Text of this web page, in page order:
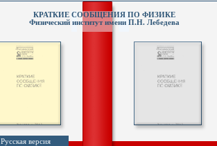
КРАТКИЕ СООБЩЕНИЯ ПО ФИЗИКЕ
Физический институт имени П.Н. Лебедева
Русская версия